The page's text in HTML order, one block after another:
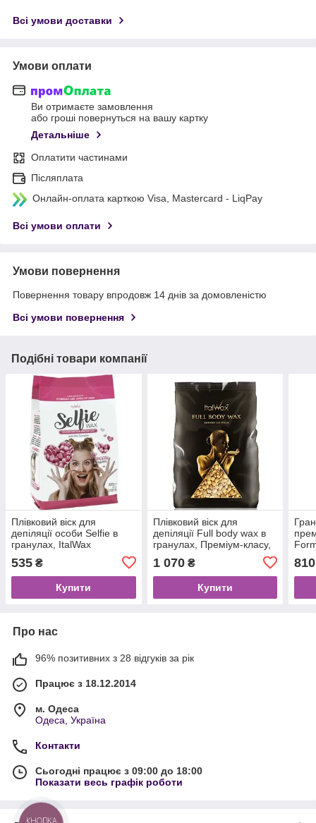
Всі умови доставки
Умови оплати
Ви отримаєте замовлення
або гроші повернуться на вашу картку
Детальніше
Оплатити частинами
Післяплата
Онлайн-оплата карткою Visa, Mastercard - LiqPay
Всі умови оплати
Умови повернення
Повернення товару впродовж 14 днів за домовленістю
Всі умови повернення
Подібні товари компанії
Плівковий віск для
депіляції особи Selfie в
гранулах, ItalWax
535 ₴
Купити
Плівковий віск для
депіляції Full body wax в
гранулах, Преміум-класу,
1 070₴
Купити
810
Про нас
96% позитивних з 28 відгуків за рік
Працює з 18.12.2014
м. Одеса
Одеса, Україна
Контакти
Сьогодні працює з 09:00 до 18:00
Показати весь графік роботи
КНОПКА